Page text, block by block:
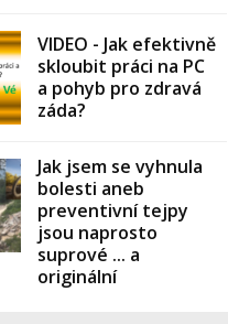
VIDEO - Jak efektivně
skloubit práci na PC
a pohyb pro zdravá
záda?
Jak jsem se vyhnula
bolesti aneb
preventivní tejpy
jsou naprosto
suprové ... a
originální